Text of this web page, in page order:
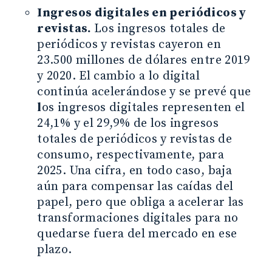
Ingresos digitales en periódicos y
revistas. Los ingresos totales de
periódicos y revistas cayeron en
23.500 millones de dólares entre 2019
y 2020. El cambio a lo digital
continúa acelerándose y se prevé que
los ingresos digitales representen el
24,1% y el 29,9% de los ingresos
totales de periódicos y revistas de
consumo, respectivamente, para
2025. Una cifra, en todo caso, baja
aún para compensar las caídas del
papel, pero que obliga a acelerar las
transformaciones digitales para no
quedarse fuera del mercado en ese
plazo.